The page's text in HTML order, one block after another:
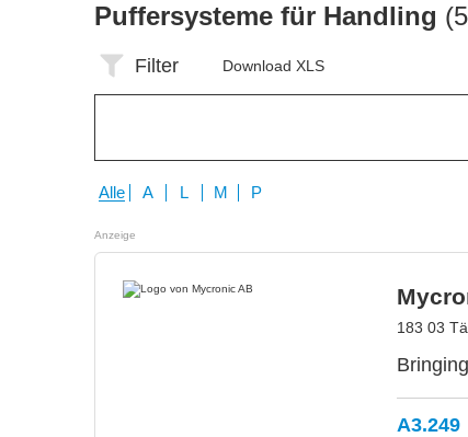
Puffersysteme für Handling
Filter Download XLS
Alle A L M P
Anzeige
183 03
A3.249